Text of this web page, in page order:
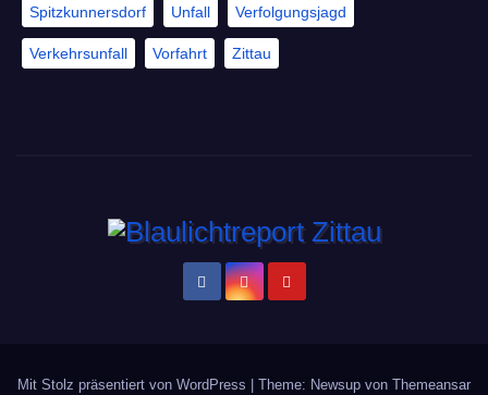
Spitzkunnersdorf Unfall Verfolgungsjagd
Verkehrsunfall Vorfahrt Zittau
Mit Stolz präsentiert von WordPress Theme: Newsup von Themeansar